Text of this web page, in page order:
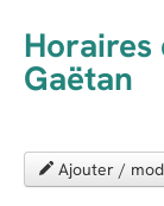
Gaëtan
Ajouter /